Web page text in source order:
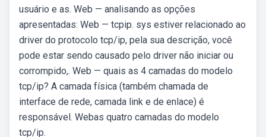
usuário e as. Web — analisando as opções
apresentadas: Web — tcpip. sys estiver relacionado ao
driver do protocolo tcp/ip, pela sua descrição, você
pode estar sendo causado pelo driver não iniciar ou
corrompido,. Web — quais as 4 camadas do modelo
tcp/ip? A camada física (também chamada de
interface de rede, camada link e de enlace) é
responsável. Webas quatro camadas do modelo
tcp/ip.